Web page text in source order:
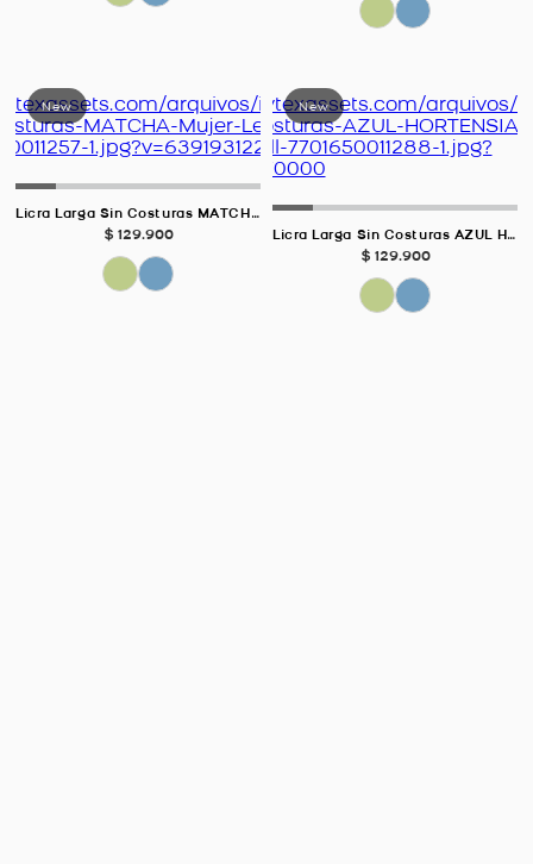
Licra Larga Sin Costuras MATCHA Para Mujer
$ 129.900 Licra Larga Sin Costuras AZUL HORTENSIA Para Mujer
$ 129.900